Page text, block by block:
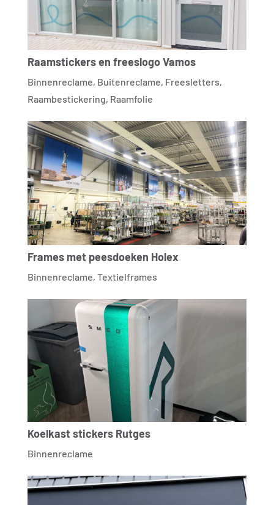
Raamstickers en freeslogo Vamos
Binnenreclame, Buitenreclame, Freesletters,
Raambestickering, Raamfolie
Frames met peesdoeken Holex
Binnenreclame, Textielframes
Koelkast stickers Rutges
Binnenreclame